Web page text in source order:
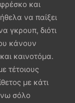
και
να παίξει
γκρουπ, διότι
κάνουν
καινοτόμα.
τέτοιους
με κάτι
σόλο